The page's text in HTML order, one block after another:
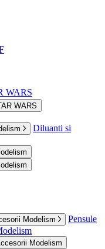
WARS
WARS
Diluanti si
Modelism
Pensule
Modelism